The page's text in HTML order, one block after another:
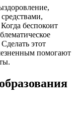
беспокоит
этот
помогают